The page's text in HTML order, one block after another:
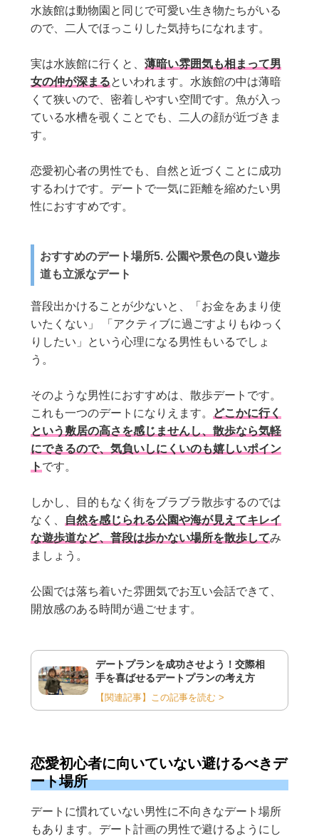
水族館は動物園と同じで可愛い生き物たちがいる
ので、二人でほっこりした気持ちになれます。
実は水族館に行くと、薄暗い雰囲気も相まって男
女の仲が深まるといわれます。水族館の中は薄暗
くて狭いので、密着しやすい空間です。魚が入っ
ている水槽を覗くことでも、二人の顔が近づきま
す。
恋愛初心者の男性でも、自然と近づくことに成功
するわけです。デートで一気に距離を縮めたい男
性におすすめです。
おすすめのデート場所5. 公園や景色の良い遊歩
道も立派なデート
普段出かけることが少ないと、「お金をあまり使
いたくない」 「アクティブに過ごすよりもゆっく
りしたい」という心理になる男性もいるでしょ
う。
そのような男性におすすめは、散歩デートです。
これも一つのデートになりえます。
どこかに行く
という敷居の高さを感じませんし、散歩なら気軽
にできるので、気負いしにくいのも嬉しいポイン
ト です。
しかし、目的もなく街をブラブラ散歩するのでは
なく、
自然を感じられる公園や海が見えてキレイ
な遊歩道など、普段は歩かない場所を散歩してみ
ましょう。
公園では落ち着いた雰囲気でお互い会話できて、
開放感のある時間が過ごせます。
デートプランを成功させよう！交際相
手を喜ばせるデートプランの考え方
【関連記事】この記事を読む >
恋愛初心者に向いていない避けるべきデ
ート場所
デートに慣れていない男性に不向きなデート場所
もあります。デート計画の男性で避けるようにし